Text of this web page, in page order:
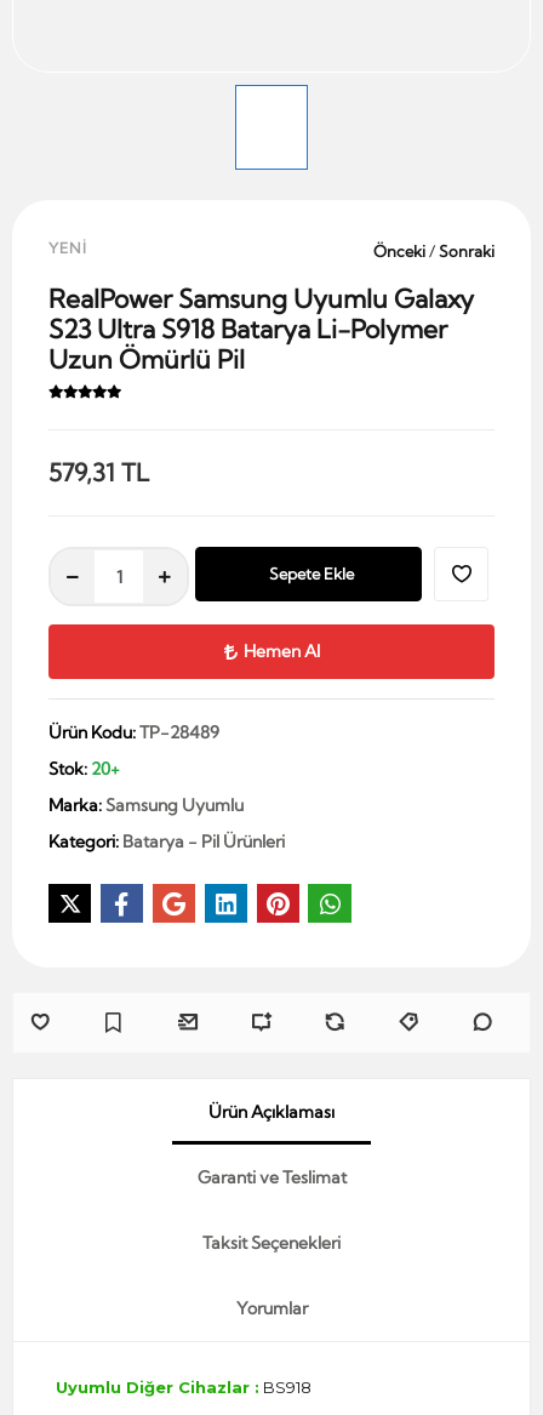
YENİ Önceki/Sonraki
RealPower Samsung Uyumlu Galaxy
S23 Ultra S918 Batarya Li-Polymer
Uzun Ömürlü Pil
579,31 TL
Sepete Ekle
Hemen Al
Ürün Kodu:TP-28489
Stok: 20+
Marka:Samsung Uyumlu
Kategori: Batarya - Pil Ürünleri
Ürün Açıklaması
Garanti ve Teslimat
Taksit Seçenekleri
Yorumlar
Uyumlu Diğer Cihazlar : BS918